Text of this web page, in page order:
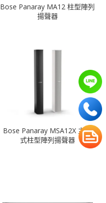
Bose Panaray MA12 柱型陣列
揚聲器
Bose Panaray MSA12X 主動
式柱型陣列揚聲器